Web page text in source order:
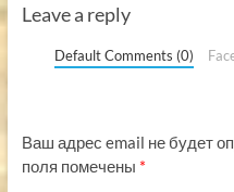
Leave a reply
Default Comments (0)
Ваш адрес email не будет
поля помечены *